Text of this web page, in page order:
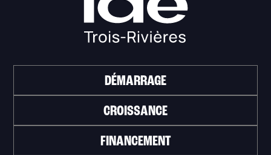
DÉMARRAGE
CROISSANCE
FINANCEMENT